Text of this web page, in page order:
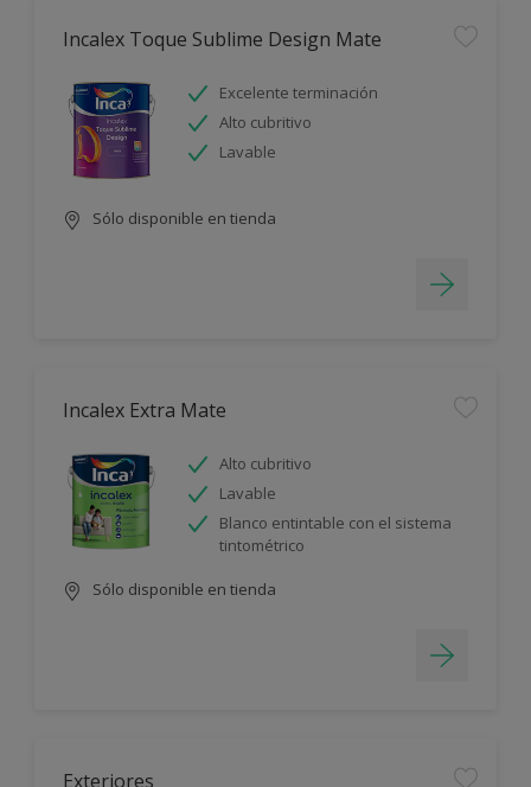
Incalex Toque Sublime Design Mate
Excelente terminación
Alto cubritivo
Lavable
Sólo disponible en tienda
Incalex Extra Mate
Alto cubritivo
Lavable
Blanco entintable con el sistema
tintométrico
Sólo disponible en tienda
Exteriores